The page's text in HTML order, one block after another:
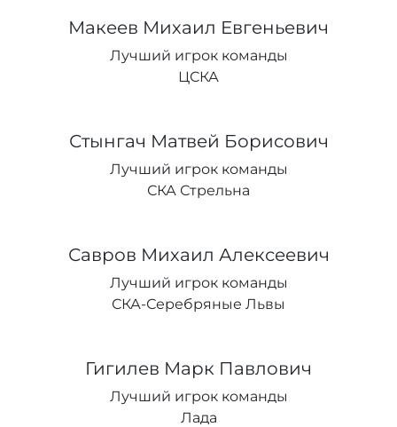
Макеев Михаил Евгеньевич
Лучший игрок команды
ЦСКА
Стынгач Матвей Борисович
Лучший игрок команды
СКА Стрельна
Савров Михаил Алексеевич
Лучший игрок команды
СКА-Серебряные Львы
Гигилев Марк Павлович
Лучший игрок команды
Лада